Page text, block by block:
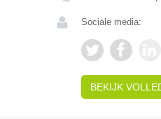
Sociale media:
BEKIJK